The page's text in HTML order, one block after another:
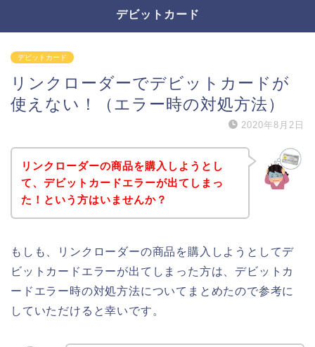
デビットカード
デビットカード
リンクローダーでデビットカードが
使えない！（エラー時の対処方法）
2020年8月2日
リンクローダーの商品を購入しようとし
て、デビットカードエラーが出てしまっ
た！という方はいませんか？
もしも、リンクローダーの商品を購入しようとしてデ
ビットカードエラーが出てしまった方は、デビットカ
ードエラー時の対処方法についてまとめたので参考に
していただけると幸いです。